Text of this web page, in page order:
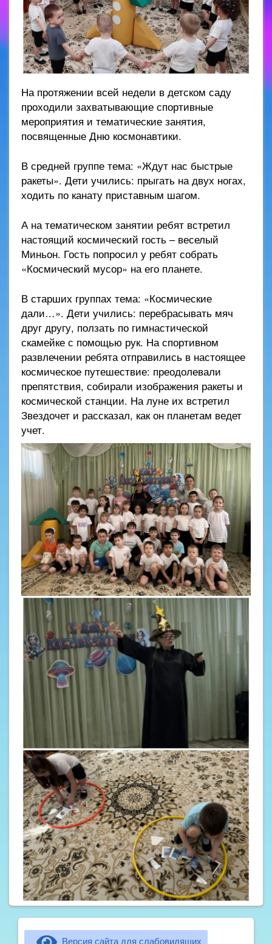
На протяжении всей недели в детском саду
проходили захватывающие спортивные
мероприятия и тематические занятия,
посвященные Дню космонавтики.
В средней группе тема: «Ждут нас быстрые
ракеты». Дети учились: прыгать на двух ногах,
ходить по канату приставным шагом.
А на тематическом занятии ребят встретил
настоящий космический гость – веселый
Миньон. Гость попросил у ребят собрать
«Космический мусор» на его планете.
В старших группах тема: «Космические
дали…». Дети учились: перебрасывать мяч
друг другу, ползать по гимнастической
скамейке с помощью рук. На спортивном
развлечении ребята отправились в настоящее
космическое путешествие: преодолевали
препятствия, собирали изображения ракеты и
космической станции. На луне их встретил
Звездочет и рассказал, как он планетам ведет
учет.
Версия сайта для слабовидящих